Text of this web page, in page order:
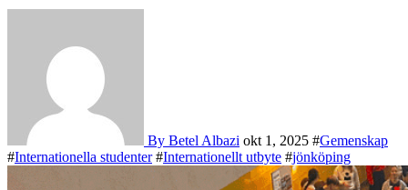
By Betel Albazi okt 1, 2025 #Gemenskap
#Internationella studenter#Internationellt utbyte #jönköping